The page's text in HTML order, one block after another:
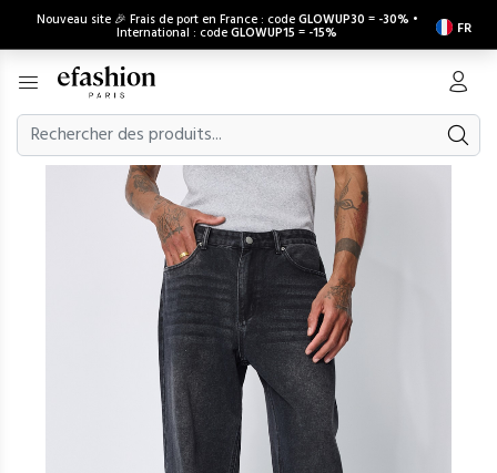
Nouveau site 🎉 Frais de port en France : codeGLOWUP30 = -30% •
International : codeGLOWUP15 = -15% FR